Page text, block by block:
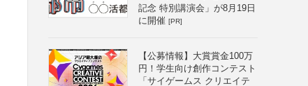
記念 特別講演会」が8月19日
に開催 [PR]
【公募情報】大賞賞金100万
円！学生向け創作コンテスト
「サイゲームス クリエイテ